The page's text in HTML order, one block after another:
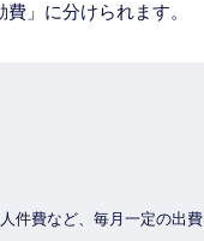
」に分けられます。
件費など、毎月一定の出